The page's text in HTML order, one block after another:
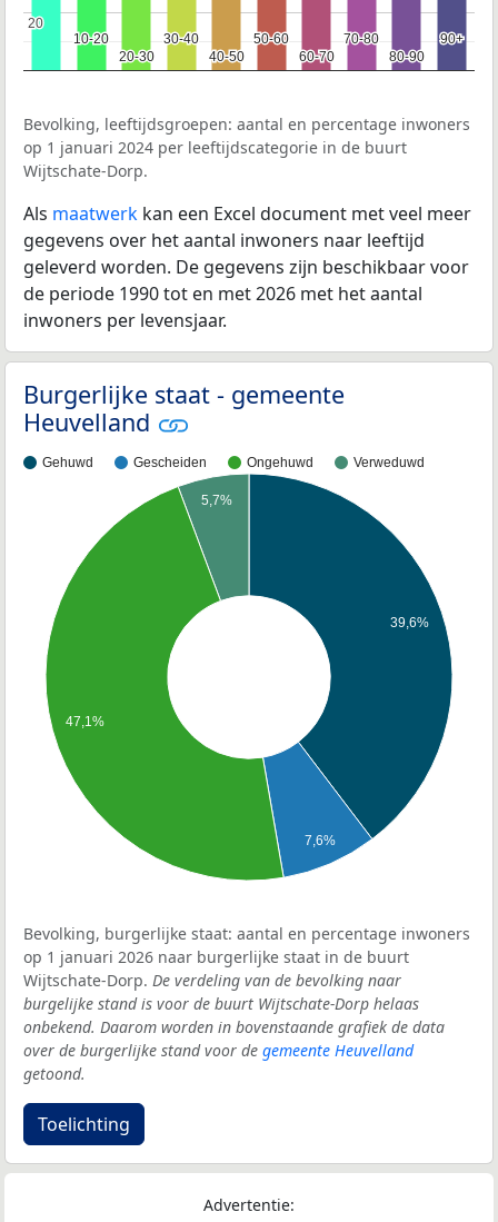
10-20
10-20
20-30
20-30
30-40
30-40
40-50
40-50
50-60
50-60
60-70
60-70
70-80
70-80
80-90
80-90
90+
90+
20
20
Bevolking, leeftijdsgroepen: aantal en percentage inwoners
op 1 januari 2024 per leeftijdscategorie in de buurt
Wijtschate-Dorp.
Als maatwerk kan een Excel document met veel meer
gegevens over het aantal inwoners naar leeftijd
geleverd worden. De gegevens zijn beschikbaar voor
de periode 1990 tot en met 2026 met het aantal
inwoners per levensjaar.
Burgerlijke staat - gemeente
Heuvelland
Gehuwd Gescheiden Ongehuwd Verweduwd
39,6%
7,6%
5,7%
47,1%
Bevolking, burgerlijke staat: aantal en percentage inwoners
op 1 januari 2026 naar burgerlijke staat in de buurt
Wijtschate-Dorp. De verdeling van de bevolking naar
burgelijke stand is voor de buurt Wijtschate-Dorp helaas
onbekend. Daarom worden in bovenstaande grafiek de data
over de burgerlijke stand voor de gemeente Heuvelland
getoond.
Toelichting
Advertentie: